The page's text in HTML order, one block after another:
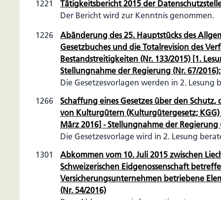
1221
Tätigkeitsbericht 2015 der
Der Bericht wird zur Kenntnis genommen.
1226
Abänderung des 25. Hauptstücks des
Gesetzbuches und die Totalrevision des
Bestandstreitigkeiten (Nr. 133/2015) [1.
Stellungnahme der Regierung (Nr. 67/
Die Gesetzesvorlagen werden in 2. Lesung
1266
Schaffung eines Gesetzes über den
von Kulturgütern (Kulturgütergesetz; KGG)
März 2016] - Stellungnahme der Regierung
Die Gesetzesvorlage wird in 2. Lesung
1301
Abkommen vom 10. Juli 2015 zwischen
Schweizerischen Eidgenossenschaft
Versicherungsunternehmen betriebene
(Nr. 54/2016)